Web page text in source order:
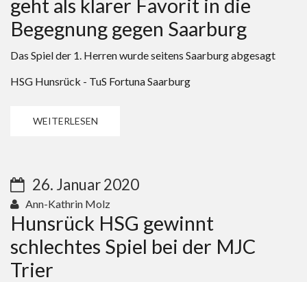
geht als klarer Favorit in die
Begegnung gegen Saarburg
Das Spiel der 1. Herren wurde seitens Saarburg abgesagt
HSG Hunsrück - TuS Fortuna Saarburg
WEITERLESEN
26. Januar 2020
Ann-Kathrin Molz
Hunsrück HSG gewinnt
schlechtes Spiel bei der MJC
Trier